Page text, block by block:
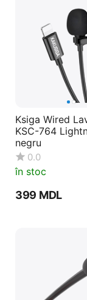
Ksiga Wired
KSC-764
negru
0.0
în stoc
‍399‍ MDL